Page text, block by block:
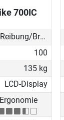
700IC
Reibung/Bremsklotz
100
135 kg
LCD-Display
Ergonomie